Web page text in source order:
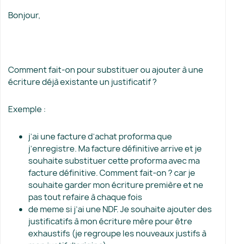
Bonjour,
Comment fait-on pour substituer ou ajouter à une
écriture déjà existante un justificatif ?
Exemple :
j’ai une facture d’achat proforma que
j’enregistre. Ma facture définitive arrive et je
souhaite substituer cette proforma avec ma
facture définitive. Comment fait-on ? car je
souhaite garder mon écriture première et ne
pas tout refaire à chaque fois
de meme si j’ai une NDF. Je souhaite ajouter des
justificatifs à mon écriture mère pour être
exhaustifs (je regroupe les nouveaux justifs à